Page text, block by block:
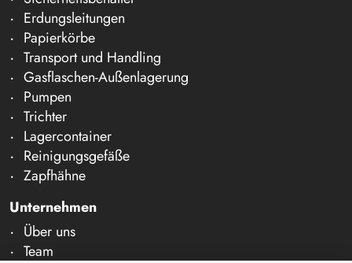
Erdungsleitungen
Papierkörbe
Transport und Handling
Gasflaschen-Außenlagerung
Pumpen
Trichter
Lagercontainer
Reinigungsgefäße
Zapfhähne
Unternehmen
Über uns
Team